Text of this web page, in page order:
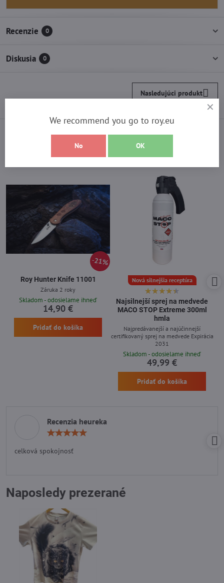
Recenzie 0
Diskusia 0
Nasledujúci produkt
Vyberte si z najpredávanejších
21%
Roy Hunter Knife 11001
Záruka 2 roky
Skladom - odosielame ihneď
14,90 €
Pridať do košíka
Nová silnejšia receptúra
Najsilnejší sprej na medvede
MACO STOP Extreme 300ml
hmla
Najpredávanejší a najúčinnejší
certifikovaný sprej na medvede Expirácia
2031
Skladom - odosielame ihneď
49,99 €
Pridať do košíka
Recenzia heureka
celková spokojnosť
Naposledy prezerané
We recommend you go to roy.eu
No OK